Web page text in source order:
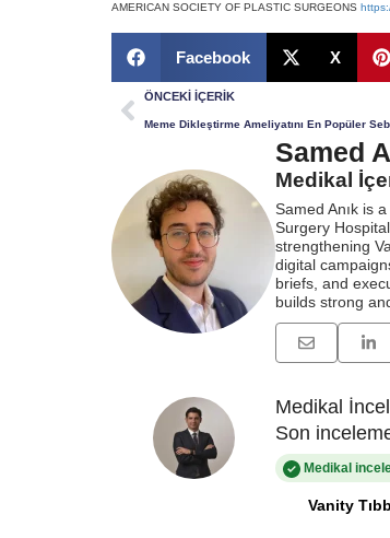
AMERICAN SOCIETY OF PLASTIC SURGEONS
Facebook X
ÖNCEKI İÇERIK
Meme Dikleştirme Ameliyatını En Popüler
Samed
Medikal
Samed Anık is
Surgery
strengthening
digital
briefs, and
builds strong
Medikal
Son
Medikal
Vanity